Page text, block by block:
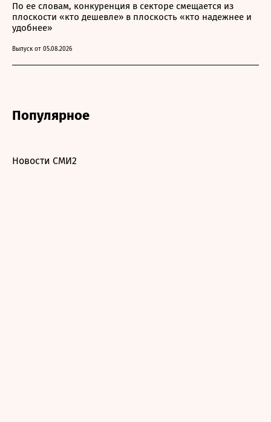
По ее словам, конкуренция в секторе смещается из
плоскости «кто дешевле» в плоскость «кто надежнее и
удобнее»
Выпуск от 05.08.2026
Популярное
Новости СМИ2